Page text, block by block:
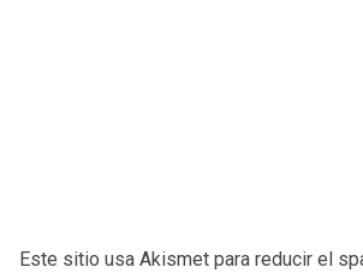
Este sitio usa Akismet para reducir el